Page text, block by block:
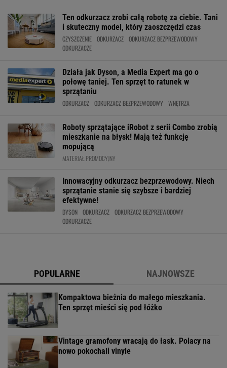
Ten odkurzacz zrobi całą robotę za ciebie. Tani
i skuteczny model, który zaoszczędzi czas
CZYSZCZENIE ODKURZACZ ODKURZACZ BEZPRZEWODOWY
ODKURZACZE
Działa jak Dyson, a Media Expert ma go o
połowę taniej. Ten sprzęt to ratunek w
sprzątaniu
ODKURZACZ ODKURZACZ BEZPRZEWODOWY WNĘTRZA
Roboty sprzątające iRobot z serii Combo zrobią
mieszkanie na błysk! Mają też funkcję
mopującą
MATERIAŁ PROMOCYJNY
Innowacyjny odkurzacz bezprzewodowy. Niech
sprzątanie stanie się szybsze i bardziej
efektywne!
DYSON ODKURZACZ ODKURZACZ BEZPRZEWODOWY
ODKURZACZE
POPULARNE NAJNOWSZE
Kompaktowa bieżnia do małego mieszkania.
Ten sprzęt mieści się pod łóżko
Vintage gramofony wracają do łask. Polacy na
nowo pokochali vinyle